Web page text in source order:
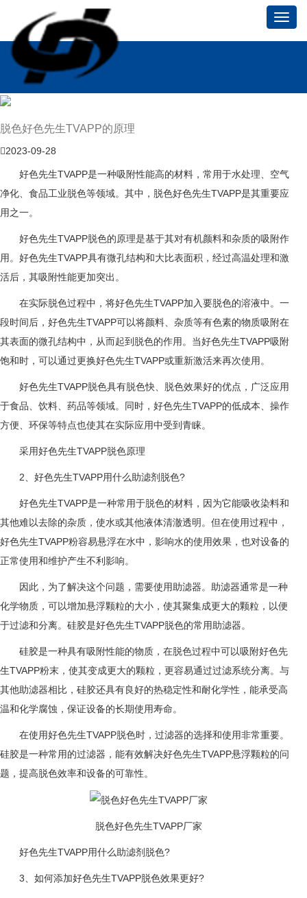
脱色好色先生TVAPP的原理
2023-09-28
好色先生TVAPP是一种吸附性能高的材料，常用于水处理、空气
净化、食品工业脱色等领域。其中， 脱色好色先生TVAPP是其重要应
用之一。
好色先生TVAPP脱色的原理是基于其对有机颜料和杂质的吸附作
用。好色先生TVAPP具有微孔结构和大比表面积，经过高温处理和激
活后，其吸附性能更加突出。
在实际脱色过程中，将好色先生TVAPP加入要脱色的溶液中。一
段时间后，好色先生TVAPP可以将颜料、杂质等有色素的物质吸附在
其表面的微孔结构中，从而起到脱色的作用。当好色先生TVAPP吸附
饱和时，可以通过更换好色先生TVAPP或重新激活来再次使用。
好色先生TVAPP脱色具有脱色快、脱色效果好的优点，广泛应用
于食品、饮料、药品等领域。同时，好色先生TVAPP的低成本、操作
方便、环保等特点也使其在实际应用中受到青睐。
采用好色先生TVAPP脱色原理
2、好色先生TVAPP用什么助滤剂脱色?
好色先生TVAPP是一种常用于脱色的材料，因为它能吸收染料和
其他难以去除的杂质，使水或其他液体清澈透明。但在使用过程中，
好色先生TVAPP粉容易悬浮在水中，影响水的使用效果，也对设备的
正常使用和维护产生不利影响。
因此，为了解决这个问题，需要使用助滤器。助滤器通常是一种
化学物质，可以增加悬浮颗粒的大小，使其聚集成更大的颗粒，以便
于过滤和分离。硅胶是好色先生TVAPP脱色的常用助滤器。
硅胶是一种具有吸附性能的物质，在脱色过程中可以吸附好色先
生TVAPP粉末，使其变成更大的颗粒，更容易通过过滤系统分离。与
其他助滤器相比，硅胶还具有良好的热稳定性和耐化学性，能承受高
温和化学腐蚀，保证设备的长期使用寿命。
在使用好色先生TVAPP脱色时，过滤器的选择和使用非常重要。
硅胶是一种常用的过滤器，能有效解决好色先生TVAPP悬浮颗粒的问
题，提高脱色效率和设备的可靠性。
脱色好色先生TVAPP厂家
好色先生TVAPP用什么助滤剂脱色?
3、如何添加好色先生TVAPP脱色效果更好?